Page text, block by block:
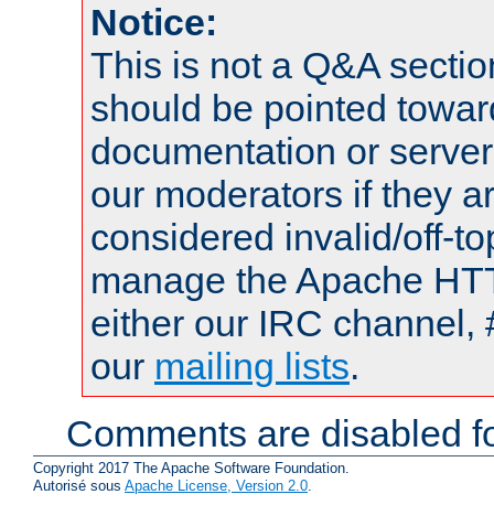
Notice:
This is not a Q&A
should be pointed
documentation or
our moderators if they
considered invalid/off-
manage the Apache
either our IRC channel,
our mailing lists.
Comments are disabled
Copyright 2017 The Apache Software Foundation.
Autorisé sous Apache License, Version 2.0